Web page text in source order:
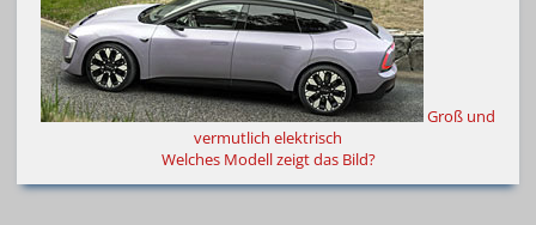
Groß und
vermutlich elektrisch
Welches Modell zeigt das Bild?